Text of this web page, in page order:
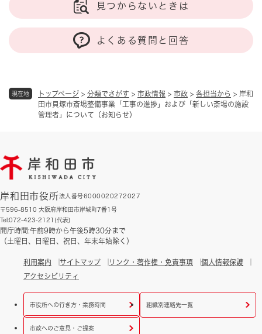
現在地 トップページ > 分類でさがす > 市政情報 > 市政 > 各担当から > 岸和
田市貝塚市斎場整備事業「工事の進捗」および「新しい斎場の施設
管理者」について（お知らせ）
見つからないときは
よくある質問と回答
岸和田市役所法人番号6000020272027
〒596-8510 大阪府岸和田市岸城町7番1号
Tel:072-423-2121(代表)
開庁時間:午前9時から午後5時30分まで
（土曜日、日曜日、祝日、年末年始除く）
利用案内 サイトマップ リンク・著作権・免責事項
個人情報保護
アクセシビリティ
市役所への行き方・業務時間 組織別連絡先一覧
市政へのご意見・ご提案